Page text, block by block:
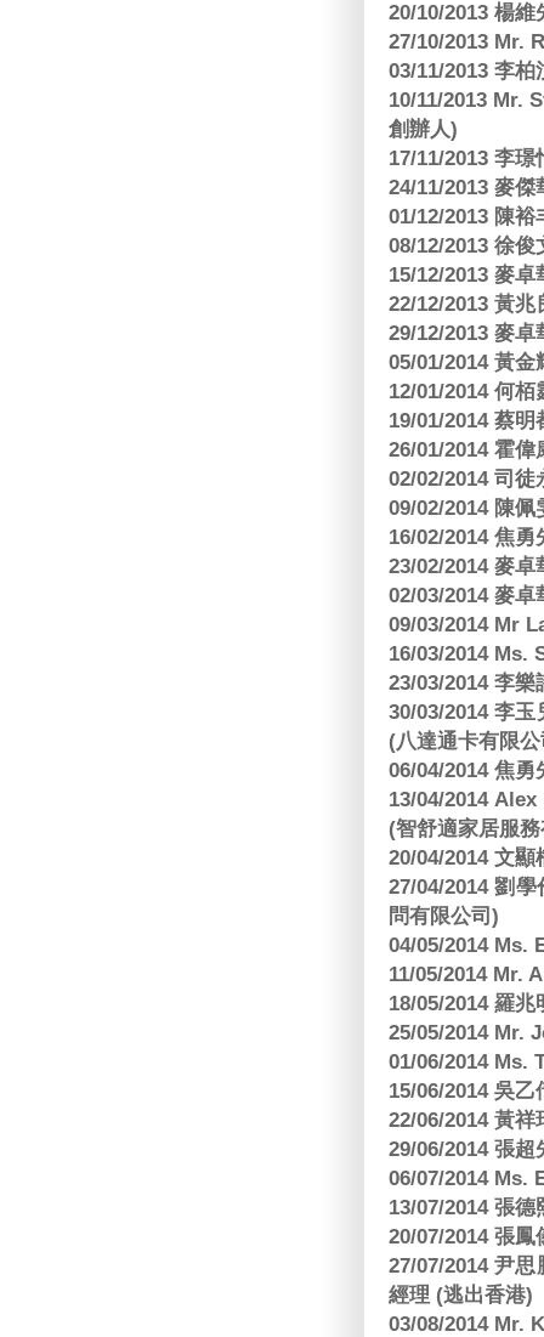
20/10/2013 楊
27/10/2013 Mr.
03/11/2013 李
10/11/2013 Mr.
創辦人)
17/11/2013 李
24/11/2013 麥
01/12/2013 陳
08/12/2013 徐
15/12/2013 麥
22/12/2013 黃
29/12/2013 麥
05/01/2014 黃
12/01/2014 何
19/01/2014 蔡
26/01/2014 霍
02/02/2014 司
09/02/2014 陳
16/02/2014 焦
23/02/2014 麥
02/03/2014 麥
09/03/2014 Mr
16/03/2014 Ms.
23/03/2014 李
30/03/2014 李
(八達通卡有限
06/04/2014 焦
13/04/2014
(智舒適家居服
20/04/2014 文
27/04/2014 劉
問有限公司)
04/05/2014 Ms.
11/05/2014 Mr.
18/05/2014 羅
25/05/2014 Mr.
01/06/2014 Ms.
15/06/2014 吳
22/06/2014 黃
29/06/2014 張
06/07/2014 Ms.
13/07/2014 張
20/07/2014 張
27/07/2014 尹
經理 (逃出香港)
03/08/2014 Mr.